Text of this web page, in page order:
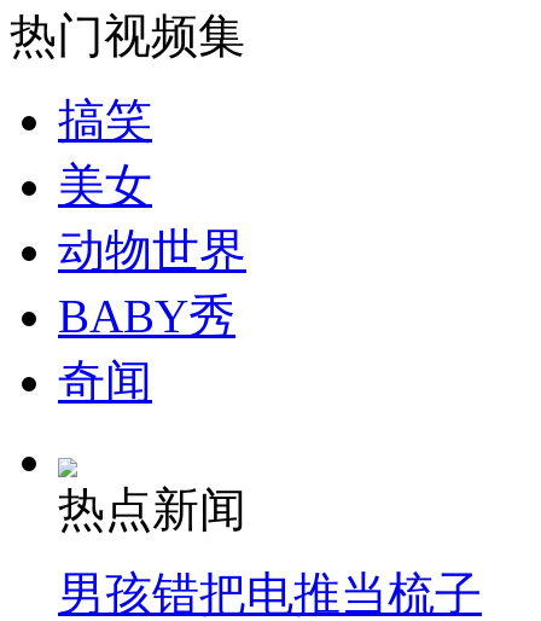
消防员救轻生者 花炮节热闹非凡
纽约上演“枕头大战”
热门视频集
搞笑
美女
动物世界
BABY秀
奇闻
热点新闻
男孩错把电推当梳子